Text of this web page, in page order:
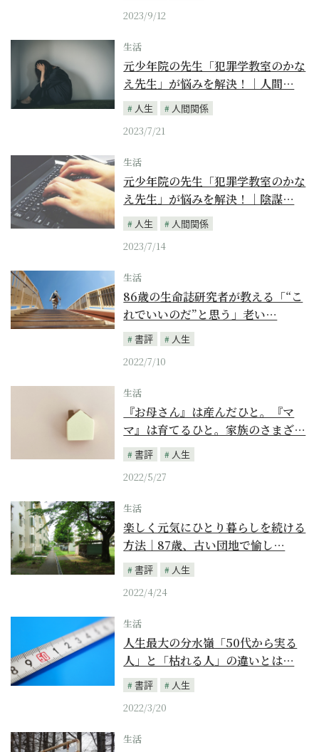
2023/9/12
生活
元少年院の先生「犯罪学教室のかな
え先生」が悩みを解決！｜人間…
人生
人間関係
2023/7/21
生活
元少年院の先生「犯罪学教室のかな
え先生」が悩みを解決！｜陰謀…
人生
人間関係
2023/7/14
生活
86歳の生命誌研究者が教える「“こ
れでいいのだ”と思う」老い…
書評
人生
2022/7/10
生活
『お母さん』は産んだひと。『マ
マ』は育てるひと。家族のさまざ…
書評
人生
2022/5/27
生活
楽しく元気にひとり暮らしを続ける
方法｜87歳、古い団地で愉し…
書評
人生
2022/4/24
生活
人生最大の分水嶺「50代から実る
人」と「枯れる人」の違いとは…
書評
人生
2022/3/20
生活